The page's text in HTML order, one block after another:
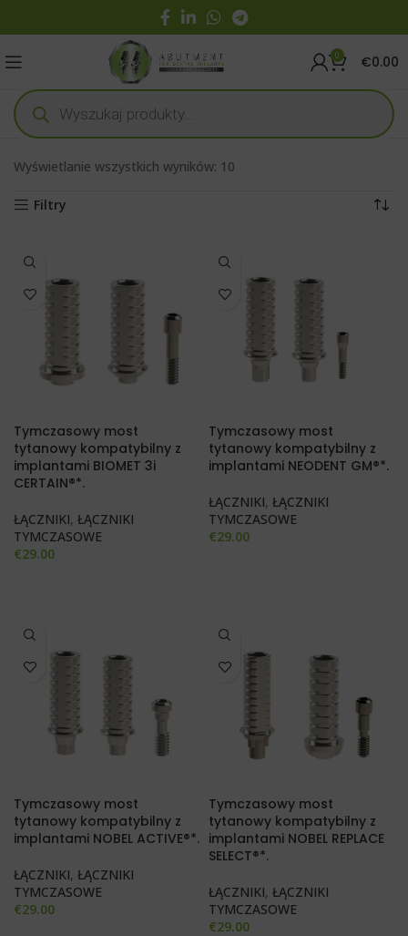
0 €0.00
Wyświetlanie wszystkich wyników: 10
Filtry
Tymczasowy most
tytanowy kompatybilny z
implantami BIOMET 3i
CERTAIN®*.
ŁĄCZNIKI, ŁĄCZNIKI
TYMCZASOWE
€29.00
Tymczasowy most
tytanowy kompatybilny z
implantami NEODENT GM®*.
ŁĄCZNIKI, ŁĄCZNIKI
TYMCZASOWE
€29.00
Tymczasowy most
tytanowy kompatybilny z
implantami NOBEL ACTIVE®*.
ŁĄCZNIKI, ŁĄCZNIKI
TYMCZASOWE
€29.00
Tymczasowy most
tytanowy kompatybilny z
implantami NOBEL REPLACE
SELECT®*.
ŁĄCZNIKI, ŁĄCZNIKI
TYMCZASOWE
€29.00